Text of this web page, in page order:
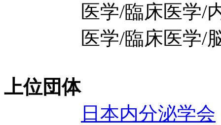
医学/臨床医学/内科
医学/臨床医学/脳
上位団体
日本内分泌学会